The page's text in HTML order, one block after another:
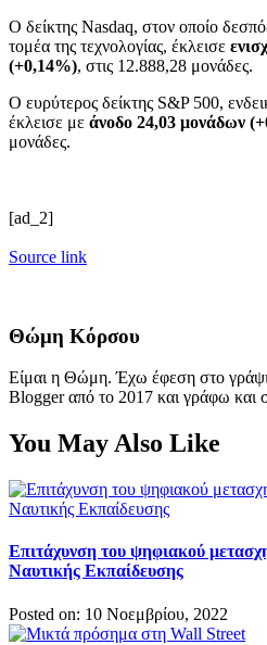
Ο δείκτης Nasdaq, στον οποίο
τομέα της τεχνολογίας, έκλεισε
(+0,14%), στις 12.888,28 μονάδες.
Ο ευρύτερος δείκτης S&P 500,
έκλεισε με άνοδο 24,03 μονάδων
μονάδες.
[ad_2]
Source link
Θώμη Κόρσου
Είμαι η Θώμη. Έχω έφεση στο
Blogger από το 2017 και γράφω
You May Also Like
Επιτάχυνση του ψηφιακού
Ναυτικής Εκπαίδευσης
Posted on: 10 Νοεμβρίου, 2022